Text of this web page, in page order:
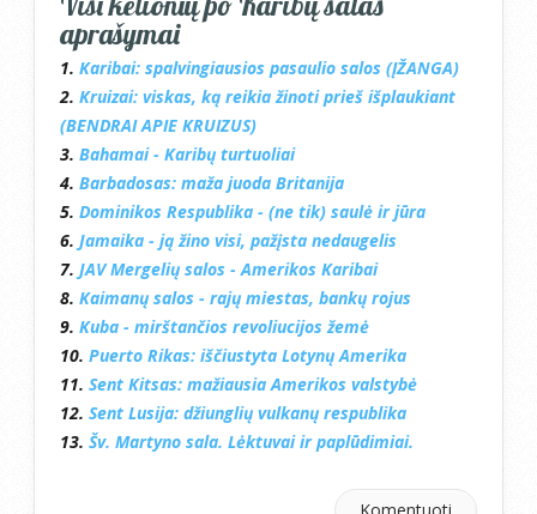
aprašymai
1. Karibai: spalvingiausios pasaulio salos (ĮŽANGA)
2. Kruizai: viskas, ką reikia žinoti prieš išplaukiant
(BENDRAI APIE KRUIZUS)
3. Bahamai - Karibų turtuoliai
4. Barbadosas: maža juoda Britanija
5. Dominikos Respublika - (ne tik) saulė ir jūra
6. Jamaika - ją žino visi, pažįsta nedaugelis
7. JAV Mergelių salos - Amerikos Karibai
8. Kaimanų salos - rajų miestas, bankų rojus
9. Kuba - mirštančios revoliucijos žemė
10. Puerto Rikas: iščiustyta Lotynų Amerika
11. Sent Kitsas: mažiausia Amerikos valstybė
12. Sent Lusija: džiunglių vulkanų respublika
13. Šv. Martyno sala. Lėktuvai ir paplūdimiai.